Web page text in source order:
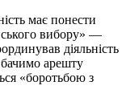
має понести
вибору» —
діяльність
арешту
«боротьбою з